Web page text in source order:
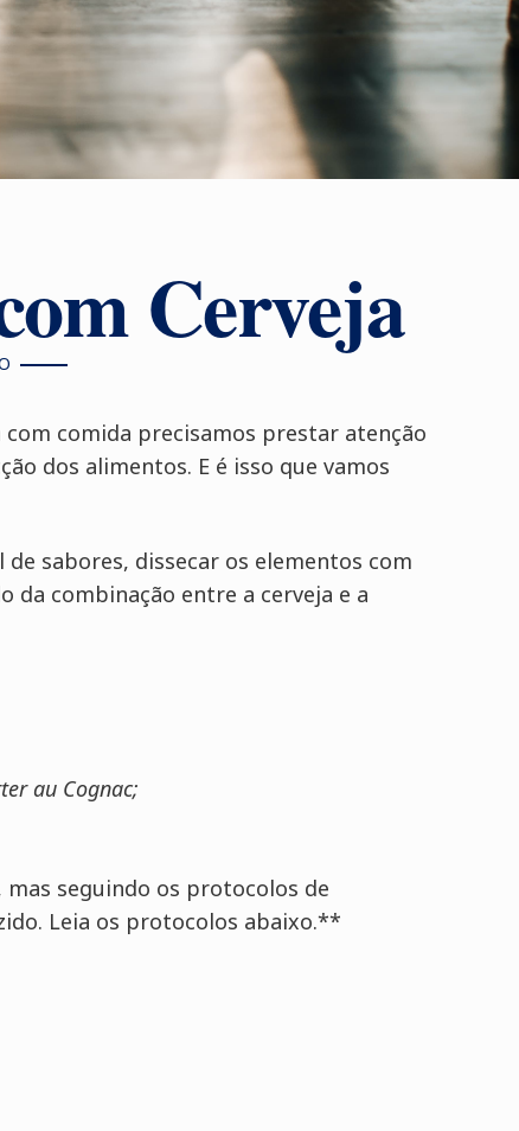
Cerveja
comida precisamos prestar atenção
dos alimentos. E é isso que vamos
sabores, dissecar os elementos com
da combinação entre a cerveja e a
au Cognac;
seguindo os protocolos de
Leia os protocolos abaixo.**